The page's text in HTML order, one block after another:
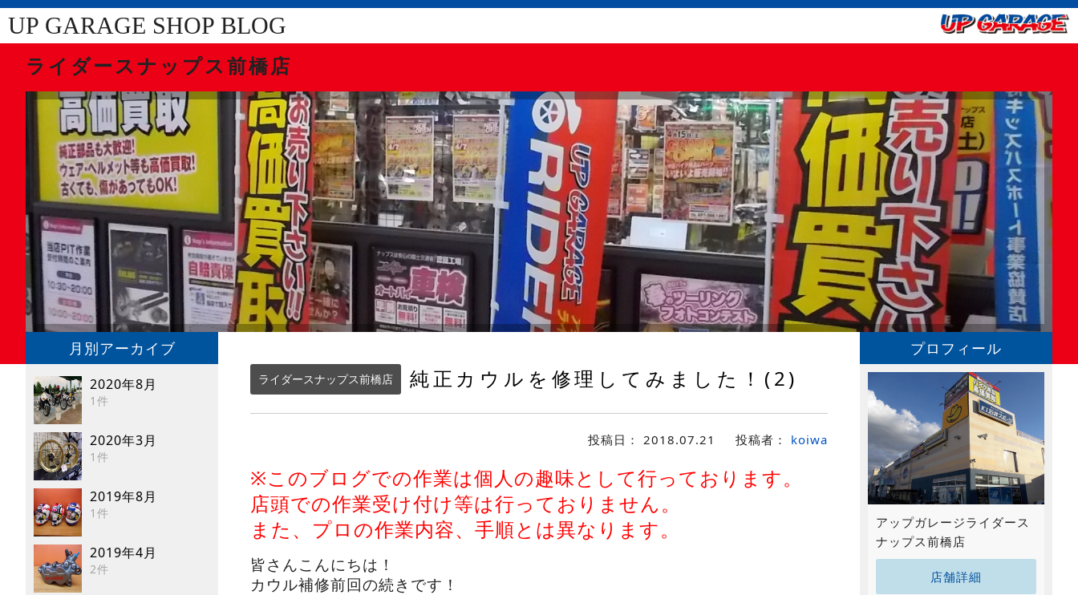
UP GARAGE SHOP BLOG
ライダースナップス前橋店
月別アーカイブ
2020年8月
1件
2020年3月
1件
2019年8月
1件
2019年4月
2件
ライダースナップス前橋店 純正カウルを修理してみました！(2)
投稿日： 2018.07.21 投稿者： koiwa
※このブログでの作業は個人の趣味として行っております。
店頭での作業受け付け等は行っておりません。
また、プロの作業内容、手順とは異なります。
皆さんこんにちは！
カウル補修前回の続きです！
プロフィール
アップガレージライダース
ナップス前橋店
店舗詳細